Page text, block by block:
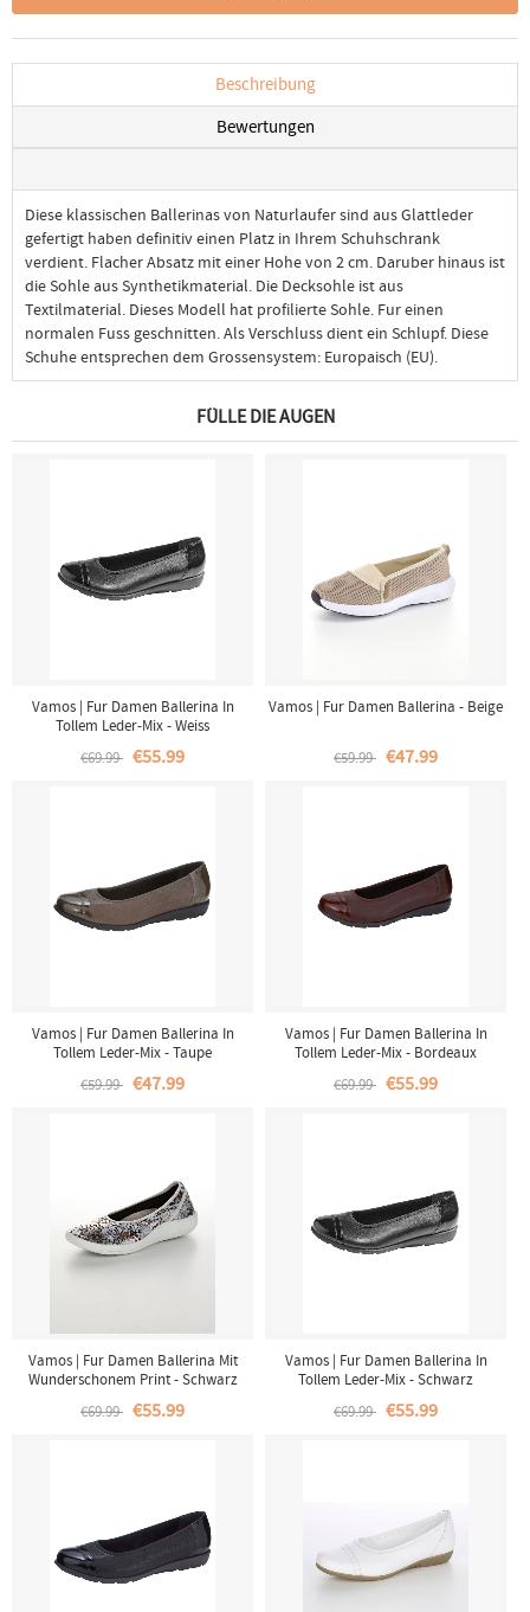
Beschreibung
Bewertungen
Diese klassischen Ballerinas von Naturlaufer sind aus Glattleder
gefertigt haben definitiv einen Platz in Ihrem Schuhschrank
verdient. Flacher Absatz mit einer Hohe von 2 cm. Daruber hinaus ist
die Sohle aus Synthetikmaterial. Die Decksohle ist aus
Textilmaterial. Dieses Modell hat profilierte Sohle. Fur einen
normalen Fuss geschnitten. Als Verschluss dient ein Schlupf. Diese
Schuhe entsprechen dem Grossensystem: Europaisch (EU).
FÜLLE DIE AUGEN
Vamos | Fur Damen Ballerina In
Tollem Leder-Mix - Weiss
€69.99 €55.99
Vamos | Fur Damen Ballerina - Beige
€59.99 €47.99
Vamos | Fur Damen Ballerina In
Tollem Leder-Mix - Taupe
€59.99 €47.99
Vamos | Fur Damen Ballerina In
Tollem Leder-Mix - Bordeaux
€69.99 €55.99
Vamos | Fur Damen Ballerina Mit
Wunderschonem Print - Schwarz
€69.99 €55.99
Vamos | Fur Damen Ballerina In
Tollem Leder-Mix - Schwarz
€69.99 €55.99